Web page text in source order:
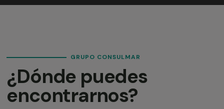
GRUPO CONSULMAR
¿Dónde puedes
encontrarnos?